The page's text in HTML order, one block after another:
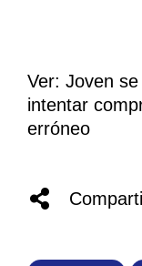
Ver: Joven
intentar
erróneo